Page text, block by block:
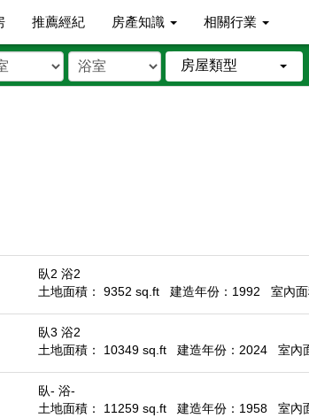
推薦經紀 房產知識 相關行業
房屋類型
臥2 浴2
土地面積： 9352 sq.ft
建造年份：1992 室內
臥3 浴2
土地面積： 10349 sq.ft
建造年份：2024 室內
臥- 浴-
土地面積： 11259 sq.ft
建造年份：1958 室內